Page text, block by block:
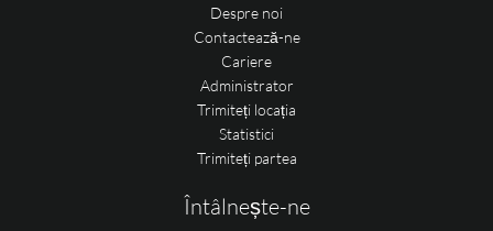
Despre noi
Contactează-ne
Cariere
Administrator
Trimiteți locația
Statistici
Trimiteți partea
Întâlnește-ne